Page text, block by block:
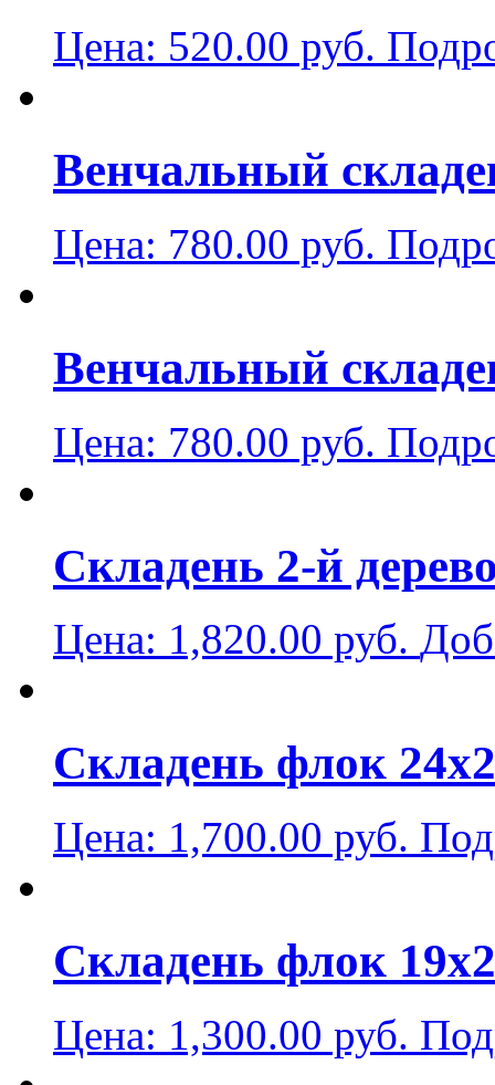
Цена: 520.00 руб.
Венчальный
Цена: 780.00 руб.
Венчальный
Цена: 780.00 руб.
Складень 2-й
Цена: 1,820.00 руб.
Скла­день флок
Цена: 1,700.00 руб.
Скла­день флок
Цена: 1,300.00 руб.